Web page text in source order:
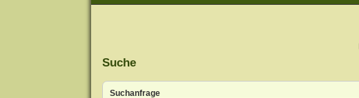
Suche
Suchanfrage